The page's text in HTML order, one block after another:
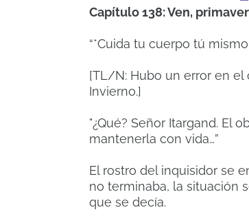
Capítulo 138: Ven,
“*Cuida tu cuerpo tú
[TL/N: Hubo un error en el
Invierno.]
"¿Qué? Señor Itargand. El
mantenerla con vida…”
El rostro del inquisidor se
no terminaba, la situación
que se decía.